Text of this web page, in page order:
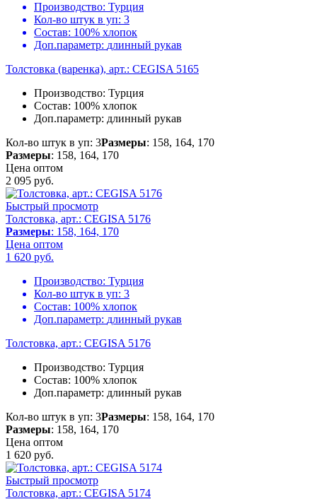
Производство: Турция
Кол-во штук в уп: 3
Состав: 100% хлопок
Доп.параметр: длинный рукав
Толстовка (варенка), арт.: CEGISA 5165
Производство: Турция
Состав: 100% хлопок
Доп.параметр: длинный рукав
Кол-во штук в уп: 3Размеры: 158, 164, 170
Размеры: 158, 164, 170
Цена оптом
2 095 руб.
Быстрый просмотр
Толстовка, арт.: CEGISA 5176
Размеры: 158, 164, 170
Цена оптом
1 620 руб.
Производство: Турция
Кол-во штук в уп: 3
Состав: 100% хлопок
Доп.параметр: длинный рукав
Толстовка, арт.: CEGISA 5176
Производство: Турция
Состав: 100% хлопок
Доп.параметр: длинный рукав
Кол-во штук в уп: 3Размеры: 158, 164, 170
Размеры: 158, 164, 170
Цена оптом
1 620 руб.
Быстрый просмотр
Толстовка, арт.: CEGISA 5174